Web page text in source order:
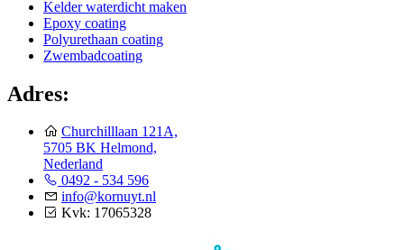
Kelder waterdicht maken
Epoxy coating
Polyurethaan coating
Zwembadcoating
Adres:
Churchilllaan 121A,
5705 BK Helmond,
Nederland
0492 - 534 596
info@kornuyt.nl
Kvk: 17065328